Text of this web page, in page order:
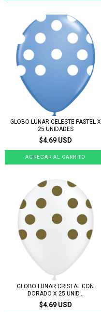
GLOBO LUNAR CELESTE PASTEL X
25 UNIDADES
$4.69 USD
GLOBO LUNAR CRISTAL CON
DORADO X 25 UNID...
$4.69 USD